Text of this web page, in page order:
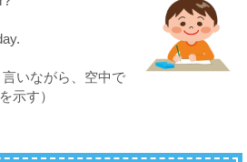
言いながら、空中で
示す）